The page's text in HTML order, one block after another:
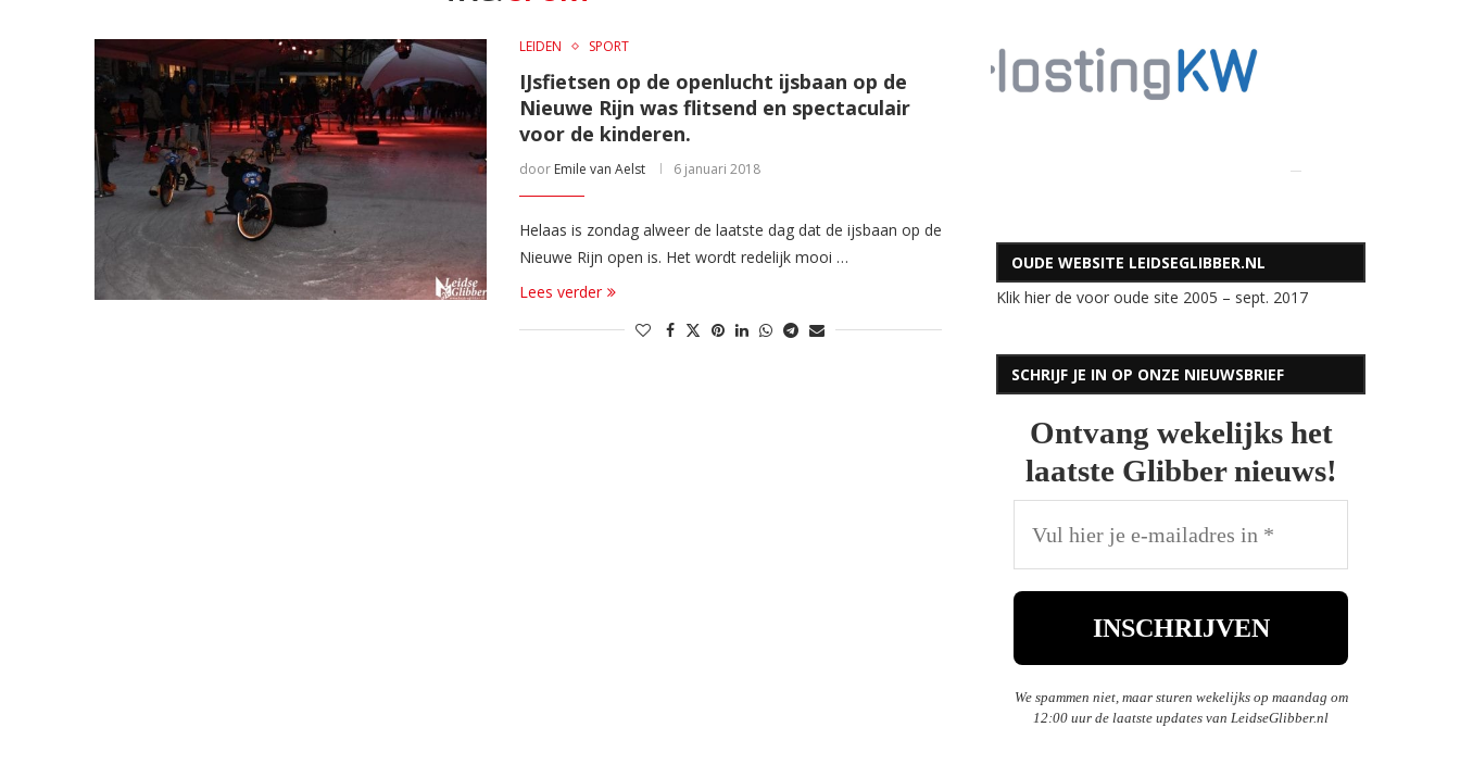
LEIDEN SPORT
IJsfietsen op de openlucht ijsbaan op de
Nieuwe Rijn was flitsend en spectaculair
voor de kinderen.
door Emile van Aelst 6 januari 2018
Helaas is zondag alweer de laatste dag dat de ijsbaan op de
Nieuwe Rijn open is. Het wordt redelijk mooi …
Lees verder
OUDE WEBSITE LEIDSEGLIBBER.NL
Klik hier de voor oude site 2005 – sept. 2017
SCHRIJF JE IN OP ONZE NIEUWSBRIEF
Ontvang wekelijks het
laatste Glibber nieuws!
We spammen niet, maar sturen wekelijks op maandag om
12:00 uur de laatste updates van LeidseGlibber.nl